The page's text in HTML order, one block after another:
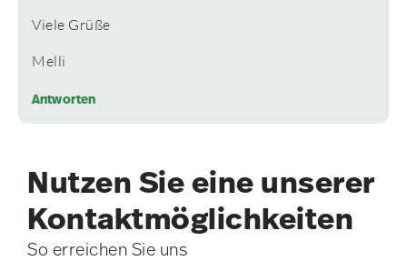
Viele Grüße
Melli
Antworten
Nutzen Sie eine unserer
Kontakt­möglichkeiten
So erreichen Sie uns